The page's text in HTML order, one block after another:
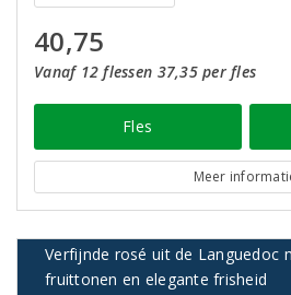
40,75
Vanaf 12 flessen 37,35 per fles
Fles
Meer
Verfijnde rosé uit de Languedoc
fruittonen en elegante frisheid